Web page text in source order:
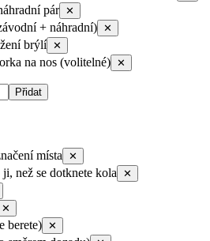
pár ✕
+ náhradní) ✕
brýlí ✕
na nos (volitelné) ✕
Přidat
místa ✕
než se dotknete kola ✕
✕
berete) ✕